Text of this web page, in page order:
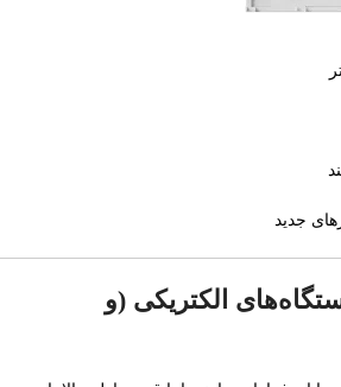
جدید
الکتریکی (و